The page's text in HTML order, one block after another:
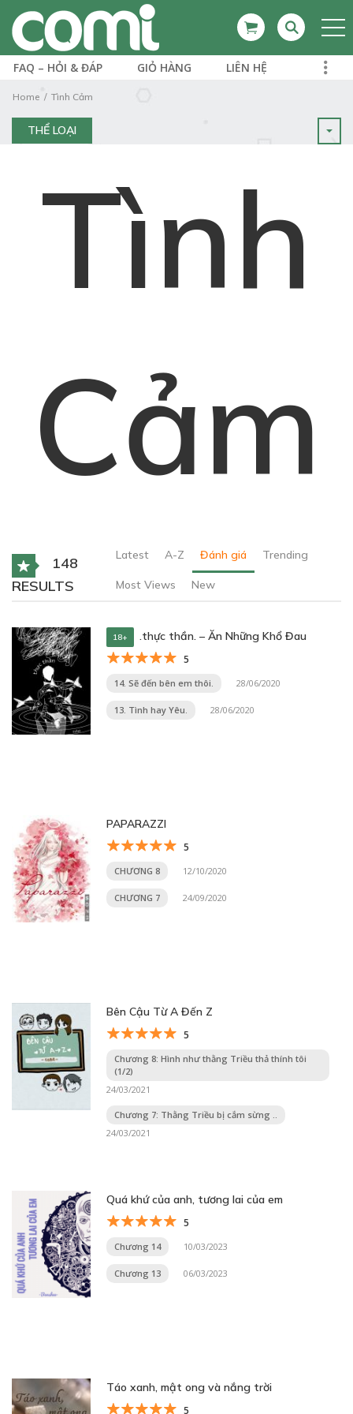
FAQ – HỎI & ĐÁP GIỎ HÀNG LIÊN HỆ
Home Tình Cảm
THỂ LOẠI
Tình
Cảm
148
RESULTS
Latest A-Z Đánh giá Trending
Most Views New
18+ .thực thần. – Ăn Những Khổ Đau
5
14. Sẽ đến bên em thôi. 28/06/2020
13. Tình hay Yêu. 28/06/2020
PAPARAZZI
5
CHƯƠNG 8 12/10/2020
CHƯƠNG 7 24/09/2020
Bên Cậu Từ A Đến Z
5
Chương 8: Hình như thằng Triều thả thính tôi
(1/2)
24/03/2021
Chương 7: Thằng Triều bị cắm sừng ..
24/03/2021
Quá khứ của anh, tương lai của em
5
Chương 14 10/03/2023
Chương 13 06/03/2023
Táo xanh, mật ong và nắng trời
5